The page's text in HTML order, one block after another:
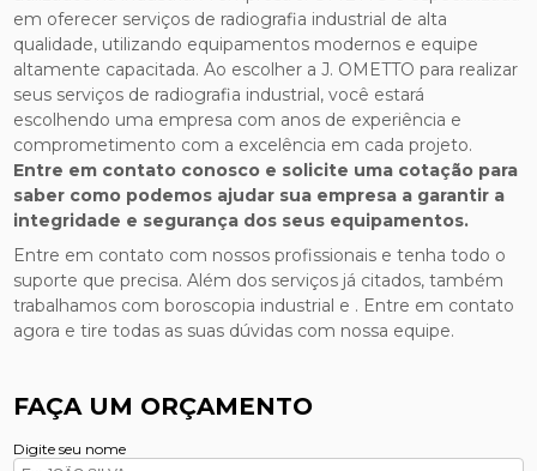
em oferecer serviços de radiografia industrial de alta
qualidade, utilizando equipamentos modernos e equipe
altamente capacitada. Ao escolher a J. OMETTO para realizar
seus serviços de radiografia industrial, você estará
escolhendo uma empresa com anos de experiência e
comprometimento com a excelência em cada projeto.
Entre em contato conosco e solicite uma cotação para
saber como podemos ajudar sua empresa a garantir a
integridade e segurança dos seus equipamentos.
Entre em contato com nossos profissionais e tenha todo o
suporte que precisa. Além dos serviços já citados, também
trabalhamos com boroscopia industrial e . Entre em contato
agora e tire todas as suas dúvidas com nossa equipe.
FAÇA UM ORÇAMENTO
Digite seu nome